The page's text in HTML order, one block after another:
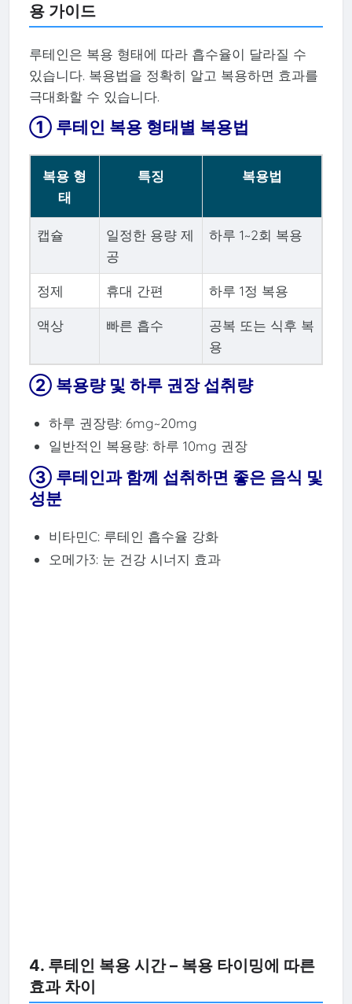
용 가이드
루테인은 복용 형태에 따라 흡수율이 달라질 수
있습니다. 복용법을 정확히 알고 복용하면 효과를
극대화할 수 있습니다.
① 루테인 복용 형태별 복용법
복용 형
태
특징 복용법
캡슐
일정한 용량 제
공
하루 1~2회 복용
정제 휴대 간편 하루 1정 복용
액상 빠른 흡수
공복 또는 식후 복
용
② 복용량 및 하루 권장 섭취량
하루 권장량: 6mg~20mg
일반적인 복용량: 하루 10mg 권장
③ 루테인과 함께 섭취하면 좋은 음식 및
성분
비타민C: 루테인 흡수율 강화
오메가3: 눈 건강 시너지 효과
4. 루테인 복용 시간 – 복용 타이밍에 따른
효과 차이